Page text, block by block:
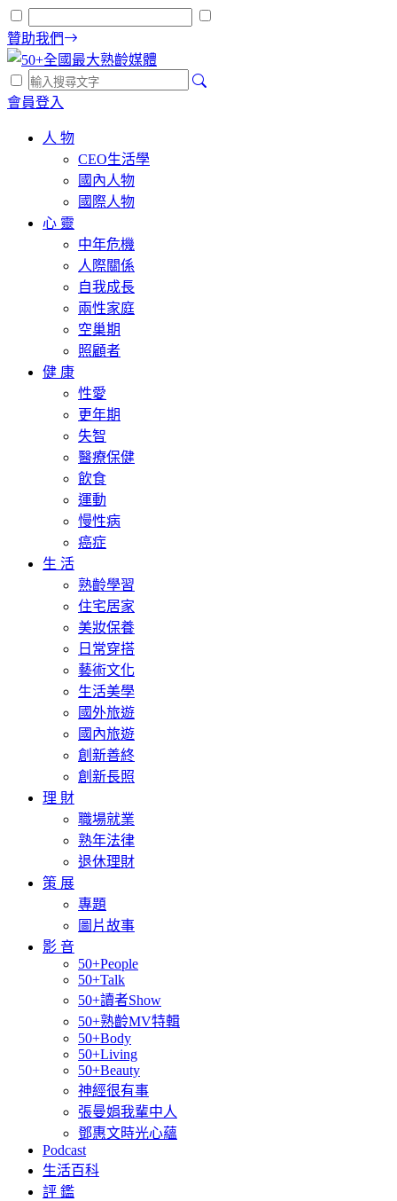
贊助我們
會員登入
人 物
CEO生活學
國內人物
國際人物
心 靈
中年危機
人際關係
自我成長
兩性家庭
空巢期
照顧者
健 康
性愛
更年期
失智
醫療保健
飲食
運動
慢性病
癌症
生 活
熟齡學習
住宅居家
美妝保養
日常穿搭
藝術文化
生活美學
國外旅遊
國內旅遊
創新善終
創新長照
理 財
職場就業
熟年法律
退休理財
策 展
專題
圖片故事
影 音
50+People
50+Talk
50+讀者Show
50+熟齡MV特輯
50+Body
50+Living
50+Beauty
神經很有事
張曼娟我輩中人
鄧惠文時光心蘊
Podcast
生活百科
評 鑑